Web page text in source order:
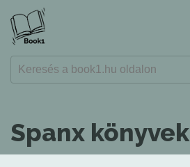
Spanx könyvek